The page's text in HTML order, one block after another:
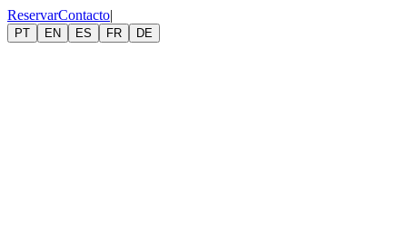
ReservarContacto|
PT EN ES FR DE